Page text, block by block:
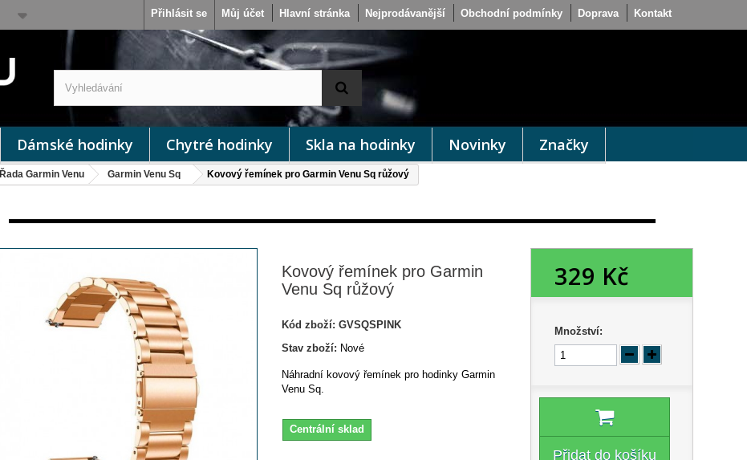
Můj účet Hlavní stránka Nejprodávanější Obchodní podmínky Doprava Kontakt
Přihlásit se
Dámské hodinky Chytré hodinky Skla na hodinky Novinky Značky
Řada Garmin Venu Garmin Venu Sq Kovový řemínek pro Garmin Venu Sq růžový
Kovový řemínek pro Garmin
Venu Sq růžový
Kód zboží: GVSQSPINK
Stav zboží: Nové
Náhradní kovový řemínek pro hodinky Garmin
Venu Sq.
Centrální sklad
329 Kč
Množství:
Přidat do košíku